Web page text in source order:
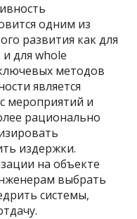
одним из
развития как для
для whole
методов
является
мероприятий и
рационально
издержки.
на объекте
выбрать
системы,